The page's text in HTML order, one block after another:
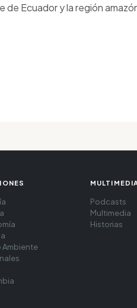
Ecuador y la región
Ambiente
MULTIMEDIA
Podcasts
Multimedia
Historias